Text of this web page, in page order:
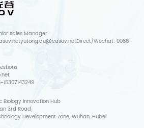
sales Manager
yutong.du@casov.netDirect/Wechat:0086-
15307143249
Biology Innovation Hub
3rd Road,
Development Zone, Wuhan, Hubei